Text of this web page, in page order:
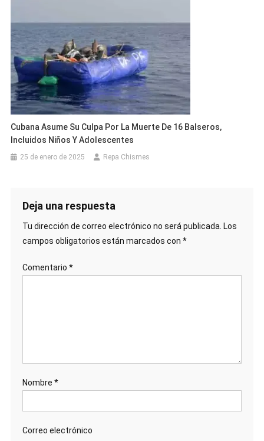
Cubana Asume Su Culpa Por La Muerte De 16 Balseros,
Incluidos Niños Y Adolescentes
25 de enero de 2025 Repa Chismes
Deja una respuesta
Tu dirección de correo electrónico no será publicada. Los
campos obligatorios están marcados con *
Comentario *
Nombre *
Correo electrónico